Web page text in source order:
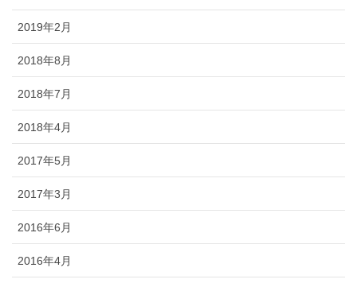
2019年2月
2018年8月
2018年7月
2018年4月
2017年5月
2017年3月
2016年6月
2016年4月